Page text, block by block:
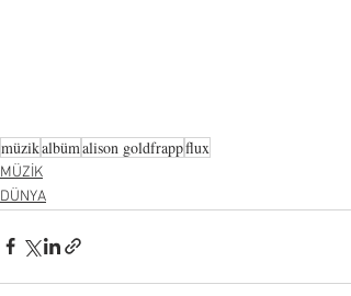
müzikalbümalison goldfrappflux
MÜZİK
DÜNYA